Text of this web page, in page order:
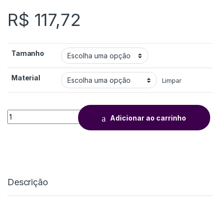
R$ 117,72
Tamanho
Material Limpar
Adicionar ao carrinho
Descrição